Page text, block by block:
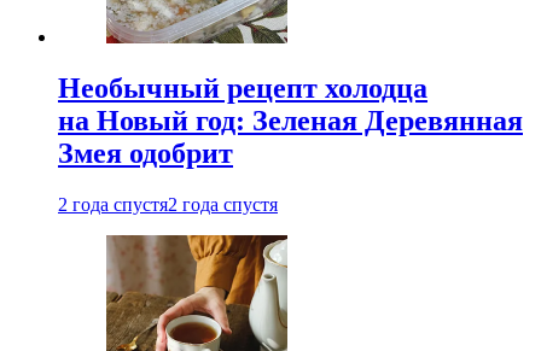
Необычный рецепт холодца
на Новый год: Зеленая Деревянная
Змея одобрит
2 года спустя2 года спустя